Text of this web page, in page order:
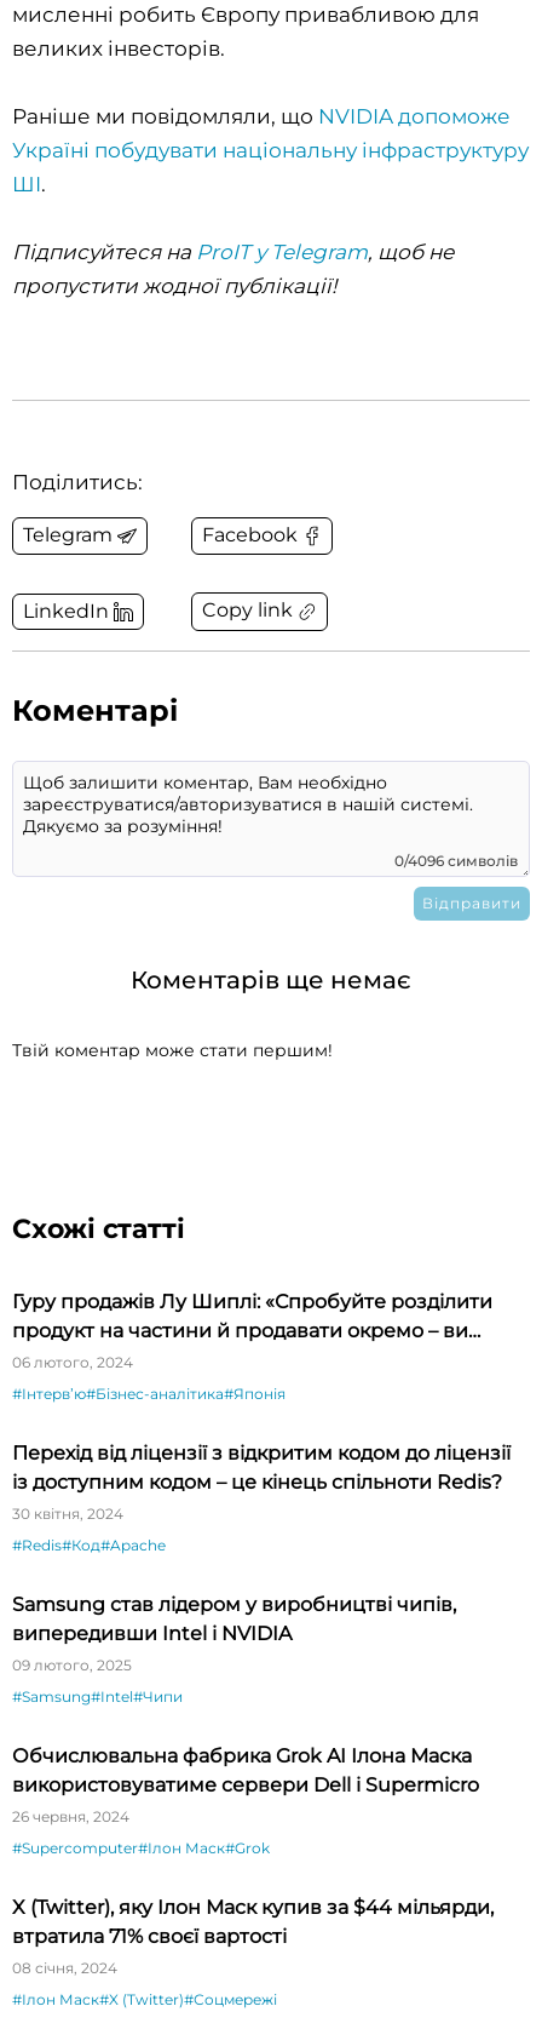
мисленні робить Європу привабливою для
великих інвесторів.
Раніше ми повідомляли, що NVIDIA допоможе
Україні побудувати національну інфраструктуру
ШІ.
Підписуйтеся на ProIT у Telegram, щоб не
пропустити жодної публікації!
Поділитись:
Telegram Facebook
LinkedIn Copy link
Коментарі
0/4096 символів
Коментарів ще немає
Твій коментар може стати першим!
Схожі статті
Гуру продажів Лу Шиплі: «Спробуйте розділити
продукт на частини й продавати окремо – ви
будете вражені»
06 лютого, 2024
#Інтервʼю#Бізнес-аналітика#Японія
Перехід від ліцензії з відкритим кодом до ліцензії
із доступним кодом – це кінець спільноти Redis?
30 квітня, 2024
#Redis#Код#Apache
Samsung став лідером у виробництві чипів,
випередивши Intel і NVIDIA
09 лютого, 2025
#Samsung#Intel#Чипи
Обчислювальна фабрика Grok AI Ілона Маска
використовуватиме сервери Dell і Supermicro
26 червня, 2024
#Supercomputer#Ілон Маск#Grok
X (Twitter), яку Ілон Маск купив за $44 мільярди,
втратила 71% своєї вартості
08 січня, 2024
#Ілон Маск#X (Twitter)#Соцмережі